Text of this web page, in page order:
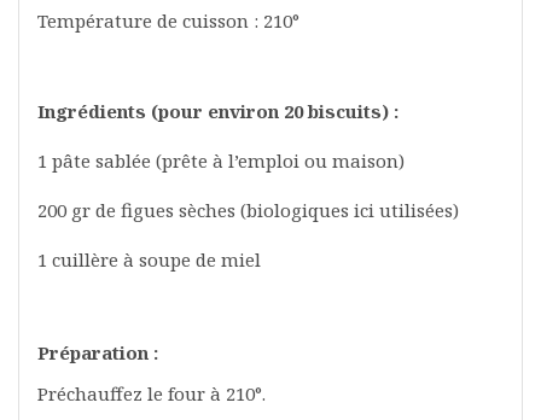
Température de cuisson : 210°
Ingrédients (pour environ 20 biscuits) :
1 pâte sablée (prête à l’emploi ou maison)
200 gr de figues sèches (biologiques ici utilisées)
1 cuillère à soupe de miel
Préparation :
Préchauffez le four à 210°.